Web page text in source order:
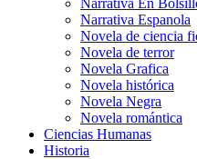
Narrativa En
Narrativa Espanola
Novela de ciencia
Novela de terror
Novela Grafica
Novela histórica
Novela Negra
Novela romántica
Ciencias Humanas
Historia